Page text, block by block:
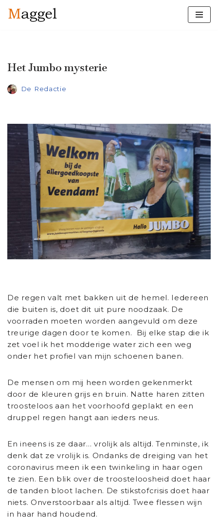
inhoud
Het Jumbo mysterie
De Redactie
De regen valt met bakken uit de hemel. Iedereen
die buiten is, doet dit uit pure noodzaak. De
voorraden moeten worden aangevuld om deze
treurige dagen door te komen. Bij elke stap die ik
zet voel ik het modderige water zich een weg
onder het profiel van mijn schoenen banen.
De mensen om mij heen worden gekenmerkt
door de kleuren grijs en bruin. Natte haren zitten
troosteloos aan het voorhoofd geplakt en een
druppel regen hangt aan ieders neus.
En ineens is ze daar… vrolijk als altijd. Tenminste, ik
denk dat ze vrolijk is. Ondanks de dreiging van het
coronavirus meen ik een twinkeling in haar ogen
te zien. Een blik over de troosteloosheid doet haar
de tanden bloot lachen. De stikstofcrisis doet haar
niets. Onverstoorbaar als altijd. Twee flessen wijn
in haar hand houdend.